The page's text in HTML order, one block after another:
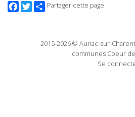
Facebook
TwitterPartager cette page
2015-2026 © Aunac-sur-
communes Coeur
Se